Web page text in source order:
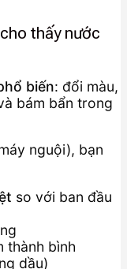
thấy nước
biến: đổi màu,
bám bẩn trong
nguội), bạn
so với ban đầu
thành bình
dầu)